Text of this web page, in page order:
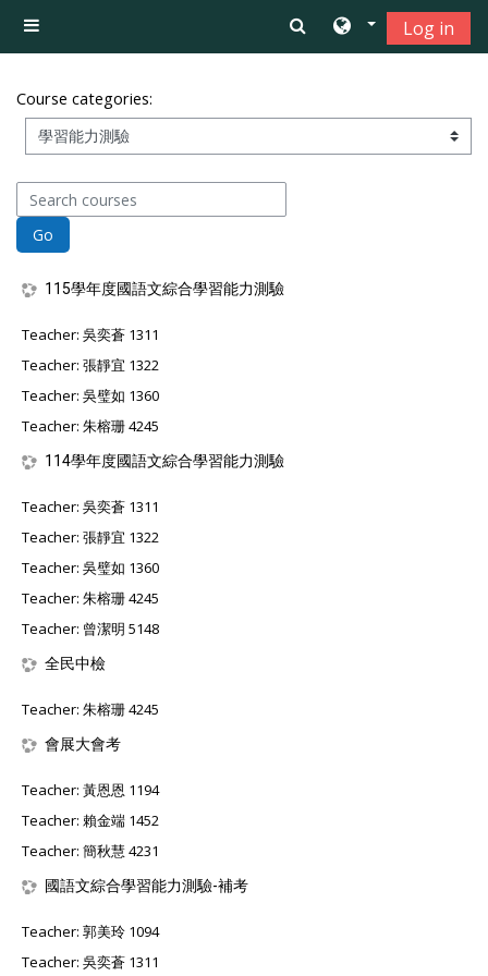
Side panel
Log in
Course categories:
Search courses
Go
115學年度國語文綜合學習能力測驗
Teacher: 吳奕蒼 1311
Teacher: 張靜宜 1322
Teacher: 吳璧如 1360
Teacher: 朱榕珊 4245
114學年度國語文綜合學習能力測驗
Teacher: 吳奕蒼 1311
Teacher: 張靜宜 1322
Teacher: 吳璧如 1360
Teacher: 朱榕珊 4245
Teacher: 曾潔明 5148
全民中檢
Teacher: 朱榕珊 4245
會展大會考
Teacher: 黃恩恩 1194
Teacher: 賴金端 1452
Teacher: 簡秋慧 4231
國語文綜合學習能力測驗-補考
Teacher: 郭美玲 1094
Teacher: 吳奕蒼 1311